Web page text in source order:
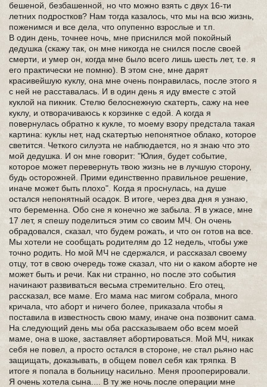
бешеной, безбашенной, но что можно взять с двух 16-ти
летних подростков? Нам тогда казалось, что мы на всю жизнь,
поженимся и все дела, что опупенно взрослые и т.п.
В один день, точнее ночь, мне приснился мой покойный
дедушка (скажу так, он мне никогда не снился после своей
смерти, и умер он, когда мне было всего лишь шесть лет, т.е. я
его практически не помню). В этом сне, мне дарят
красивейшую куклу, она мне очень понравилась, после этого я
с ней не расставалась. И в один день я иду вместе с этой
куклой на пикник. Стелю белоснежную скатерть, сажу на нее
куклу, и отворачиваюсь к корзинке с едой. А когда я
повернулась обратно к кукле, то моему взору предстала такая
картина: куклы нет, над скатертью непонятное облако, которое
светится. Четкого силуэта не наблюдается, но я знаю что это
мой дедушка. И он мне говорит: "Юлия, будет событие,
которое может перевернуть твою жизнь не в лучшую сторону,
будь осторожней. Прими единственно правильное решение,
иначе может быть плохо". Когда я проснулась, на душе
остался непонятный осадок. В итоге, через два дня я узнаю,
что беременна. Обо сне я конечно же забыла. Я в ужасе, мне
17 лет, я спешу поделиться этим со своим МЧ. Он очень
обрадовался, сказал, что будем рожать, и что он готов на все.
Мы хотели не сообщать родителям до 12 недель, чтобы уже
точно родить. Но мой МЧ не сдержался, и рассказал своему
отцу, тот в свою очередь тоже сказал, что ни о каком аборте не
может быть и речи. Как ни странно, но после это события
начинают развиваться весьма стремительно. Его отец,
рассказал, все маме. Его мама нас мигом собрала, много
кричала, что аборт и ничего более, приказала чтобы я
поставила в известность свою маму, иначе она позвонит сама.
На следующий день мы оба рассказываем обо всем моей
маме, она в шоке, заставляет абортироваться. Мой МЧ, никак
себя не повел, а просто остался в стороне, не стал рьяно нас
защищать, доказывать, в общем повел себя как тряпка. В
итоге я попала в больницу насильно. Меня прооперировали.
Я очень хотела сына.... В ту же ночь после операции мне